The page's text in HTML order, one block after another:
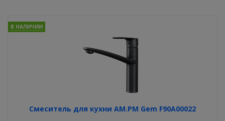
Смеситель для кухни AM.PM Gem F90A00022
В НАЛИЧИИ